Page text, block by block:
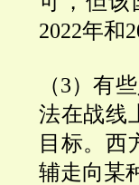
2022年和
（3）有
法在战线
目标。西
辅走向某